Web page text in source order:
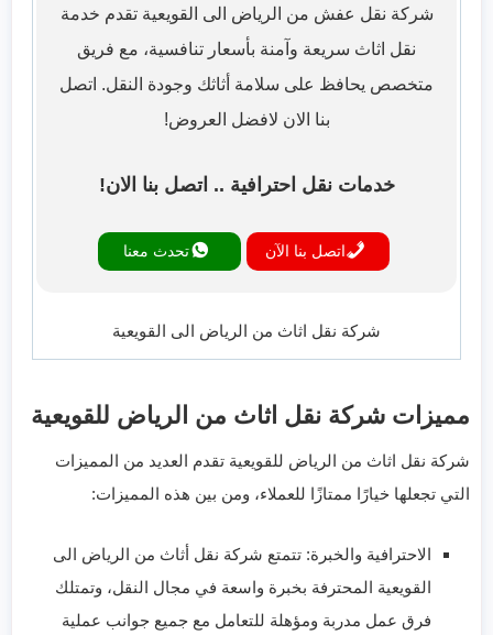
شركة نقل عفش من الرياض الى القويعية تقدم خدمة
نقل اثاث سريعة وآمنة بأسعار تنافسية، مع فريق
متخصص يحافظ على سلامة أثاثك وجودة النقل. اتصل
بنا الان لافضل العروض!
خدمات نقل احترافية .. اتصل بنا الان!
اتصل بنا الآن تحدث معنا
شركة نقل اثاث من الرياض الى القويعية
مميزات شركة نقل اثاث من الرياض للقويعية
شركة نقل اثاث من الرياض للقويعية تقدم العديد من المميزات
التي تجعلها خيارًا ممتازًا للعملاء، ومن بين هذه المميزات:
الاحترافية والخبرة: تتمتع شركة نقل أثاث من الرياض الى
القويعية المحترفة بخبرة واسعة في مجال النقل، وتمتلك
فرق عمل مدربة ومؤهلة للتعامل مع جميع جوانب عملية